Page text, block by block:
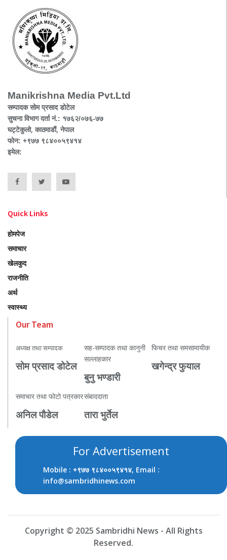
Manikrishna Media Pvt.Ltd
सम्पादक सोम प्रसाद डोटेल
सुचना विभाग दर्ता नं.: १७६२/०७६-७७
घट्टेकुलो, काठमाडौं, नेपाल
फोन: +९७७ ९८४००५९४१४
इमेल:
Quick Links
होमपेज
समाचार
खेलकुद
राजनीति
अर्थ
स्वास्थ्य
Our Team
अध्यक्ष तथा सम्पादक
सोम प्रसाद डोटेल
सह-सम्पादक तथा कानुनी
सल्लाहकार
बुनु भण्डारी
फिचर तथा समसामायीक
खगेन्द्र फुयाल
समाचार तथा फोटो पत्रकार
अनिल पौडेल
संबाददाता
तारा भुर्तेल
For Advertisement
Mobile : +९७७ ९८४००५९४१४, Email :
info@sambridhinews.com
Copyright © 2025 Sambridhi News - All Rights
Reserved.